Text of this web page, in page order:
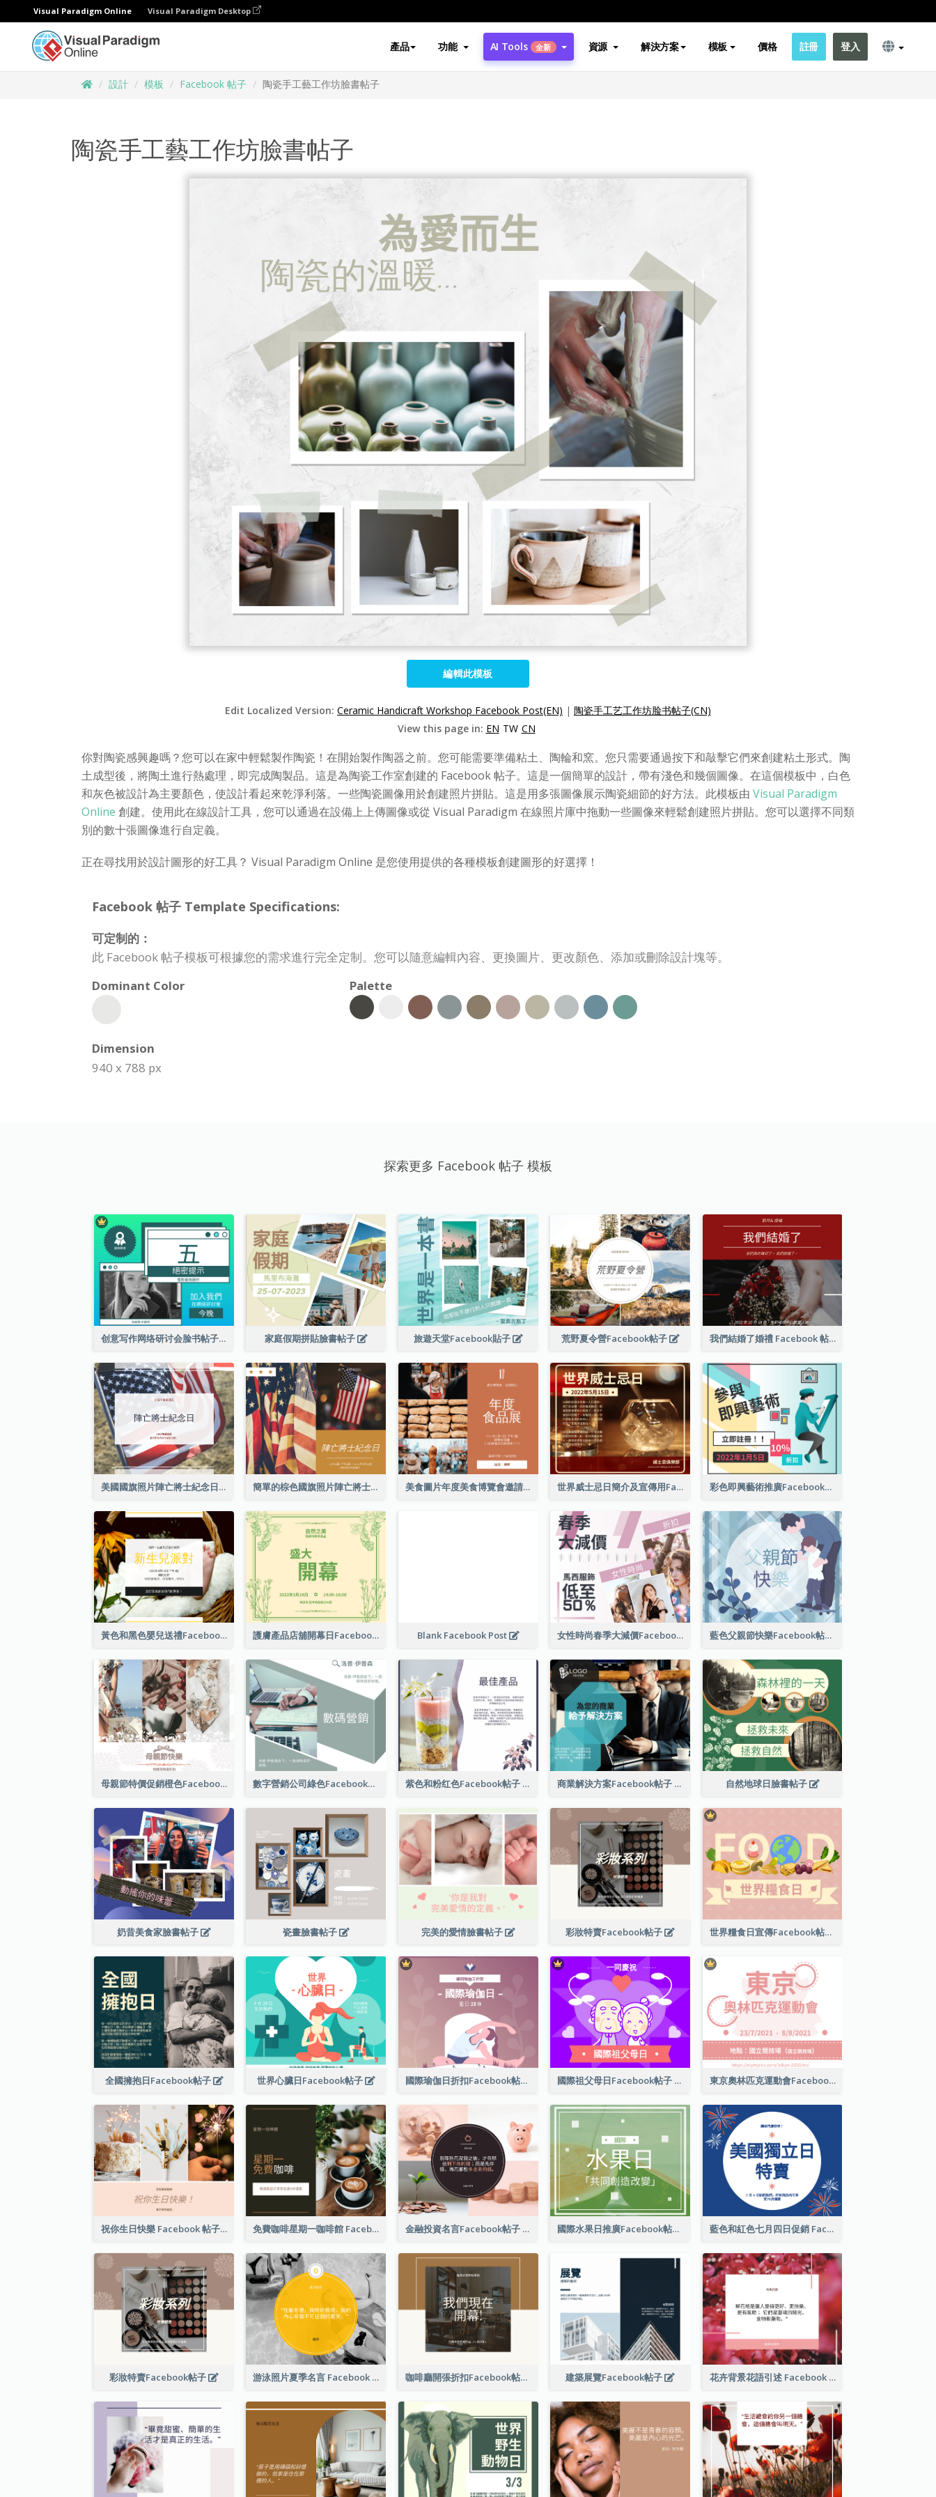
Visual Paradigm Online Visual Paradigm Desktop
產品 功能 AI Tools 全新 資源 解決方案 模板 價格 註冊 登入
設計 模板 Facebook 帖子 陶瓷手工藝工作坊臉書帖子
陶瓷手工藝工作坊臉書帖子
編輯此模板
Edit Localized Version: Ceramic Handicraft Workshop Facebook Post(EN) | 陶瓷手工艺工作坊脸书帖子(CN)
View this page in: EN TW CN
你對陶瓷感興趣嗎？您可以在家中輕鬆製作陶瓷！在開始製作陶器之前。您可能需要準備粘土、陶輪和窯。您只需要通過按下和敲擊它們來創建粘土形式。陶
土成型後，將陶土進行熱處理，即完成陶製品。這是為陶瓷工作室創建的 Facebook 帖子。這是一個簡單的設計，帶有淺色和幾個圖像。在這個模板中，白色
和灰色被設計為主要顏色，使設計看起來乾淨利落。一些陶瓷圖像用於創建照片拼貼。這是用多張圖像展示陶瓷細節的好方法。此模板由 Visual Paradigm
Online 創建。使用此在線設計工具，您可以通過在設備上上傳圖像或從 Visual Paradigm 在線照片庫中拖動一些圖像來輕鬆創建照片拼貼。您可以選擇不同類
別的數十張圖像進行自定義。
正在尋找用於設計圖形的好工具？ Visual Paradigm Online 是您使用提供的各種模板創建圖形的好選擇！
Facebook 帖子 Template Specifications:
可定制的：
此 Facebook 帖子模板可根據您的需求進行完全定制。您可以隨意編輯內容、更換圖片、更改顏色、添加或刪除設計塊等。
Dominant Color
Palette
Dimension
940 x 788 px
探索更多 Facebook 帖子 模板
创意写作网络研讨会脸书帖子 家庭假期拼貼臉書帖子 旅遊天堂Facebook貼子 荒野夏令營Facebook帖子 我們結婚了婚禮 Facebook 帖子
美國國旗照片陣亡將士紀念日慶祝活動Facebook帖子 簡單的棕色國旗照片陣亡將士紀念日Facebook帖子 美食圖片年度美食博覽會邀請函Facebook帖子 世界威士忌日簡介及宣傳用Facebook帖子 彩色即興藝術推廣Facebook帖子
黃色和黑色嬰兒送禮Facebook帖子 護膚產品店舖開幕日Facebook帖子 Blank Facebook Post 女性時尚春季大減價Facebook帖子 藍色父親節快樂Facebook帖子
母親節特價促銷橙色Facebook帖子 數字營銷公司綠色Facebook帖子 紫色和粉红色Facebook帖子 商業解決方案Facebook帖子 自然地球日臉書帖子
奶昔美食家臉書帖子 瓷畫臉書帖子 完美的愛情臉書帖子 彩妝特賣Facebook帖子 世界糧食日宣傳Facebook帖子
全國擁抱日Facebook帖子 世界心臟日Facebook帖子 國際瑜伽日折扣Facebook帖子 國際祖父母日Facebook帖子 東京奧林匹克運動會Facebook帖子
祝你生日快樂 Facebook 帖子 免費咖啡星期一咖啡館 Facebook 帖子 金融投資名言Facebook帖子 國際水果日推廣Facebook帖子 藍色和紅色七月四日促銷 Facebook 帖子
彩妝特賣Facebook帖子 游泳照片夏季名言 Facebook 帖子 咖啡廳開張折扣Facebook帖子 建築展覽Facebook帖子 花卉背景花語引述 Facebook 帖子